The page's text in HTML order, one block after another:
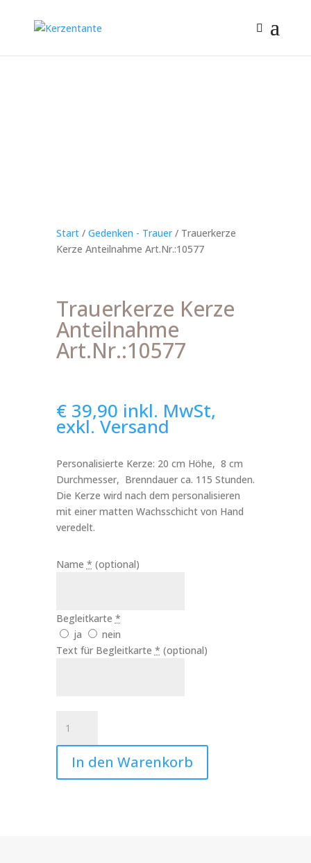
Start/ Gedenken - Trauer/ Trauerkerze
Kerze Anteilnahme Art.Nr.:10577
Trauerkerze Kerze
Anteilnahme
Art.Nr.:10577
€39,90 inkl. MwSt,
exkl. Versand
Personalisierte Kerze: 20 cm Höhe, 8 cm
Durchmesser, Brenndauer ca. 115 Stunden.
Die Kerze wird nach dem personalisieren
mit einer matten Wachsschicht von Hand
veredelt.
Name * (optional)
Begleitkarte *
ja
nein
Text für Begleitkarte * (optional)
Kerze
Anteilnahme
Art.Nr.:10577
Menge
In den Warenkorb